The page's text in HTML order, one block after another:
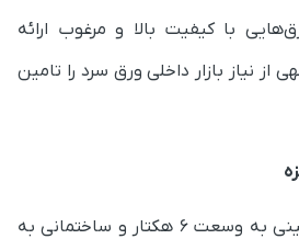
با کیفیت بالا و مرغوب ارائه
نیاز بازار داخلی ورق سرد را تامین
خط تولید گالوانیزه در زمینی به وسعت ۶ هکتار و ساختمانی به